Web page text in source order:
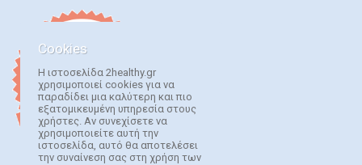
Cookies
Η ιστοσελίδα 2healthy.gr
χρησιμοποιεί cookies για να
παραδίδει μια καλύτερη και πιο
εξατομικευμένη υπηρεσία στους
χρήστες. Αν συνεχίσετε να
χρησιμοποιείτε αυτή την
ιστοσελίδα, αυτό θα αποτελέσει
την συναίνεση σας στη χρήση των